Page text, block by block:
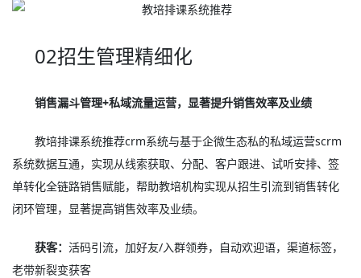
02招生管理精细化
销售漏斗管理+私域流量运营，显著提升销售效率及业绩
教培排课系统推荐crm系统与基于企微生态私的私域运营scrm
系统数据互通，实现从线索获取、分配、客户跟进、试听安排、签
单转化全链路销售赋能，帮助教培机构实现从招生引流到销售转化
闭环管理，显著提高销售效率及业绩。
获客：活码引流，加好友/入群领券，自动欢迎语，渠道标签，
老带新裂变获客